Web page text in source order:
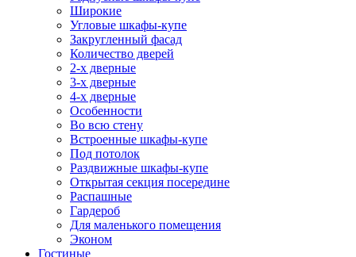
Широкие
Угловые шкафы-купе
Закругленный фасад
Количество дверей
2-х дверные
3-х дверные
4-х дверные
Особенности
Во всю стену
Встроенные шкафы-купе
Под потолок
Раздвижные шкафы-купе
Открытая секция посередине
Распашные
Гардероб
Для маленького помещения
Эконом
Гостиные